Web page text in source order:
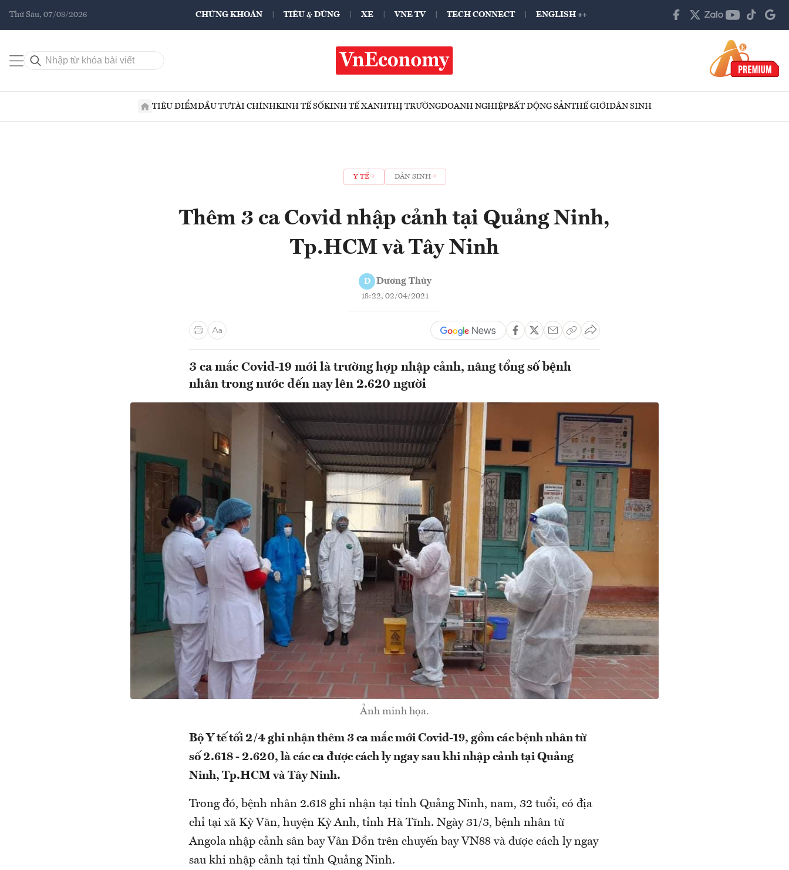
Thứ Sáu, 07/08/2026 CHỨNG KHOÁN TIÊU & DÙNG XE VNE TV TECH CONNECT ENGLISH ++
TIÊU ĐIỂMĐẦU TƯTÀI CHÍNHKINH TẾ SỐKINH TẾ XANHTHỊ TRƯỜNGDOANH NGHIỆPBẤT ĐỘNG SẢNTHẾ GIỚIDÂN SINH
Y TẾ DÂN SINH
Thêm 3 ca Covid nhập cảnh tại Quảng Ninh,
Tp.HCM và Tây Ninh
D Dương Thùy
18:22, 02/04/2021
3 ca mắc Covid-19 mới là trường hợp nhập cảnh, nâng tổng số bệnh
nhân trong nước đến nay lên 2.620 người
Ảnh minh họa.
Bộ Y tế tối 2/4 ghi nhận thêm 3 ca mắc mới Covid-19, gồm các bệnh nhân từ
số 2.618 - 2.620, là các ca được cách ly ngay sau khi nhập cảnh tại Quảng
Ninh, Tp.HCM và Tây Ninh.
Trong đó, bệnh nhân 2.618 ghi nhận tại tỉnh Quảng Ninh, nam, 32 tuổi, có địa
chỉ tại xã Kỳ Văn, huyện Kỳ Anh, tỉnh Hà Tĩnh. Ngày 31/3, bệnh nhân từ
Angola nhập cảnh sân bay Vân Đồn trên chuyến bay VN88 và được cách ly ngay
sau khi nhập cảnh tại tỉnh Quảng Ninh.